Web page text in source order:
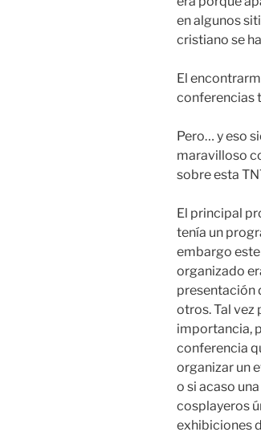
en algunos
cristiano se
El
conferencias
Pero… y eso
maravilloso
sobre esta
El principal
tenía un
embargo este
organizado
presentación
otros. Tal vez
importancia,
conferencia
organizar un
o si acaso
cosplayeros
exhibiciones